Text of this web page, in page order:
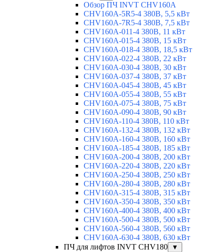
Обзор ПЧ INVT CHV160A
CHV160A-5R5-4 380В, 5,5 кВт
CHV160A-7R5-4 380В, 7,5 кВт
CHV160A-011-4 380В, 11 кВт
CHV160A-015-4 380В, 15 кВт
CHV160A-018-4 380В, 18,5 кВт
CHV160A-022-4 380В, 22 кВт
CHV160A-030-4 380В, 30 кВт
CHV160A-037-4 380В, 37 кВт
CHV160A-045-4 380В, 45 кВт
CHV160A-055-4 380В, 55 кВт
CHV160A-075-4 380В, 75 кВт
CHV160A-090-4 380В, 90 кВт
CHV160A-110-4 380В, 110 кВт
CHV160A-132-4 380В, 132 кВт
CHV160A-160-4 380В, 160 кВт
CHV160A-185-4 380В, 185 кВт
CHV160A-200-4 380В, 200 кВт
CHV160A-220-4 380В, 220 кВт
CHV160A-250-4 380В, 250 кВт
CHV160A-280-4 380В, 280 кВт
CHV160A-315-4 380В, 315 кВт
CHV160A-350-4 380В, 350 кВт
CHV160A-400-4 380В, 400 кВт
CHV160A-500-4 380В, 500 кВт
CHV160A-560-4 380В, 560 кВт
CHV160A-630-4 380В, 630 кВт
ПЧ для лифтов INVT CHV180
▼